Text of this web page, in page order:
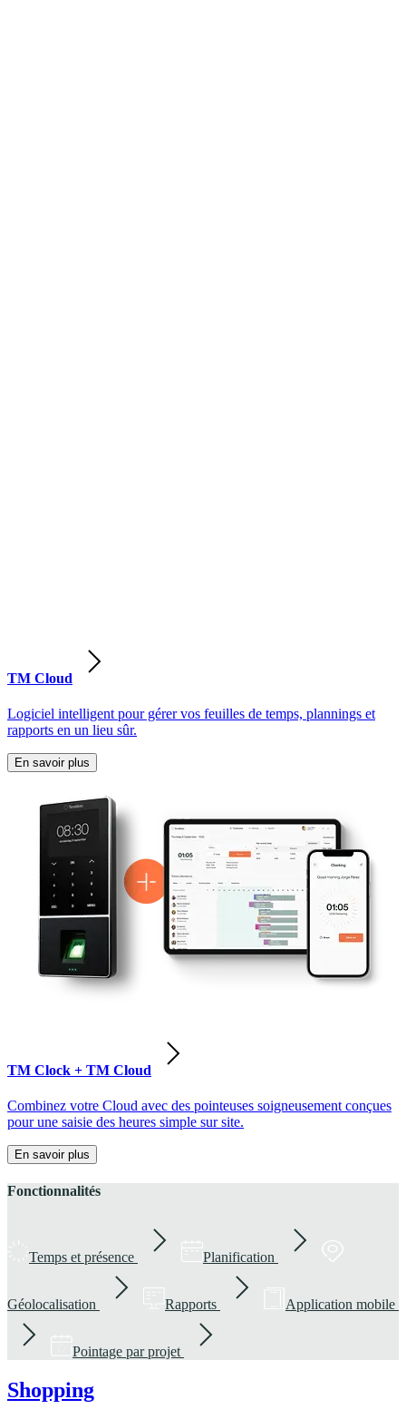
TM Cloud
Logiciel intelligent pour gérer vos feuilles de temps, plannings et
rapports en un lieu sûr.
En savoir plus
TM Clock + TM Cloud
Combinez votre Cloud avec des pointeuses soigneusement conçues
pour une saisie des heures simple sur site.
En savoir plus
Fonctionnalités
Temps et présence Planification
Géolocalisation Rapports Application mobile
Pointage par projet
Shopping